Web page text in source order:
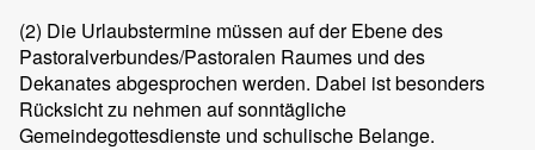
(2) Die Urlaubstermine müssen auf der Ebene des
Pastoralverbundes/Pastoralen Raumes und des
Dekanates abgesprochen werden. Dabei ist besonders
Rücksicht zu nehmen auf sonntägliche
Gemeindegottesdienste und schulische Belange.